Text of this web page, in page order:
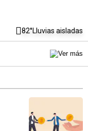
82°Lluvias aisladas